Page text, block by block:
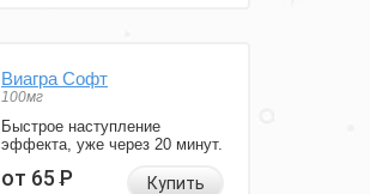
Виагра Софт
100мг
Быстрое наступление
эффекта, уже через 20 минут.
от 65Р Купить